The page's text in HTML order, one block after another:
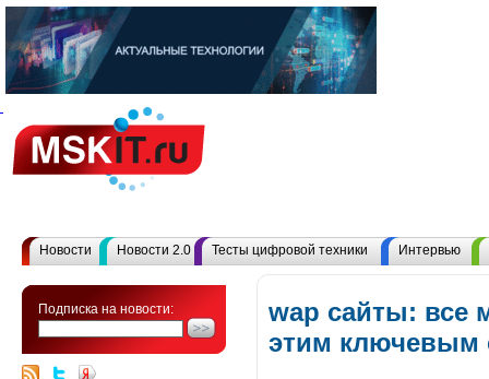
Новости Новости 2.0 Тесты цифровой техники Интервью
Подписка на новости:
wap сайты: все
этим ключевым